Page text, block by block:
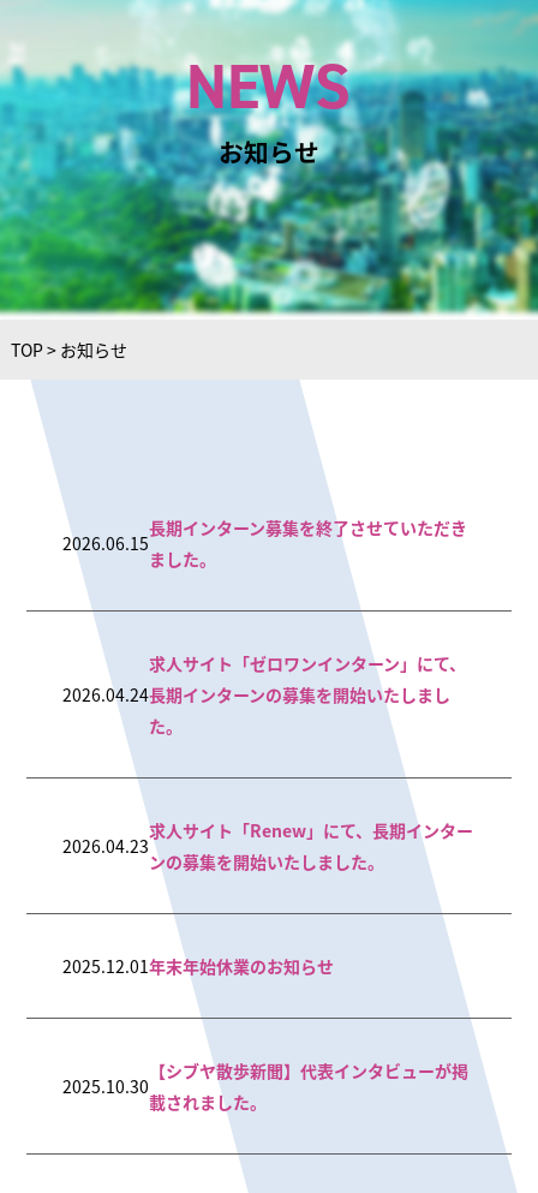
NEWS
お知らせ
TOP> お知らせ
2026.06.15
長期インターン募集を終了させていただき
ました。
2026.04.24
求人サイト「ゼロワンインターン」にて、
長期インターンの募集を開始いたしまし
た。
2026.04.23
求人サイト「Renew」にて、長期インター
ンの募集を開始いたしました。
2025.12.01年末年始休業のお知らせ
2025.10.30
【シブヤ散歩新聞】代表インタビューが掲
載されました。